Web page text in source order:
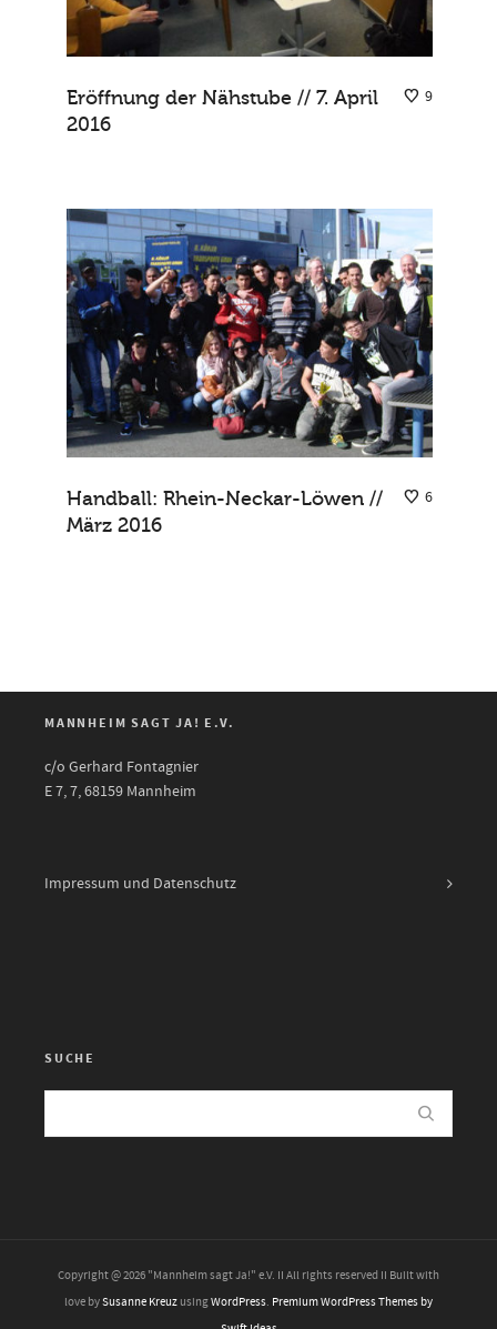
9
Eröffnung der Nähstube // 7. April
2016
6
Handball: Rhein-Neckar-Löwen //
März 2016
MANNHEIM SAGT JA! E.V.
c/o Gerhard Fontagnier
E 7, 7, 68159 Mannheim
Impressum und Datenschutz
SUCHE
Copyright @ 2026 "Mannheim sagt Ja!" e.V. II All rights reserved II Built with
love bySusanne Kreuz usingWordPress. Premium WordPress Themes by